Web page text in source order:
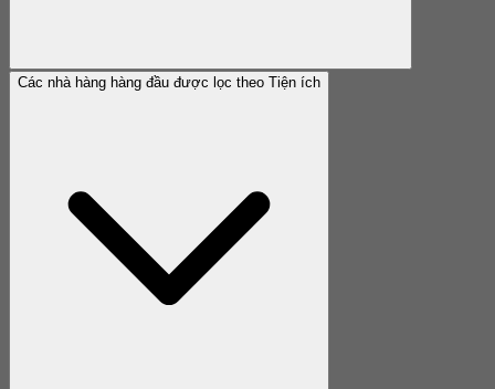
Các nhà hàng hàng đầu được lọc theo Tiện ích